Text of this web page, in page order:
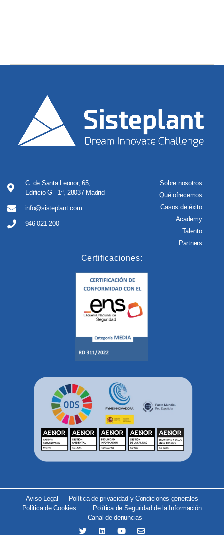
C. de Santa Leonor, 65,
Edificio G - 1ª, 28037 Madrid
info@sisteplant.com
946 021 200
Sobre nosotros
Qué ofrecemos
Casos de éxito
Academy
Talento
Partners
Certificaciones:
Aviso Legal
Política de privacidad y Condiciones generales
Política de Cookies
Política de Seguridad de la Información
Canal de denuncias